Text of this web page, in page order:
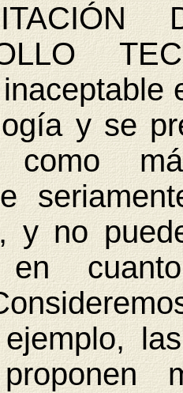
y se
como
y no
en